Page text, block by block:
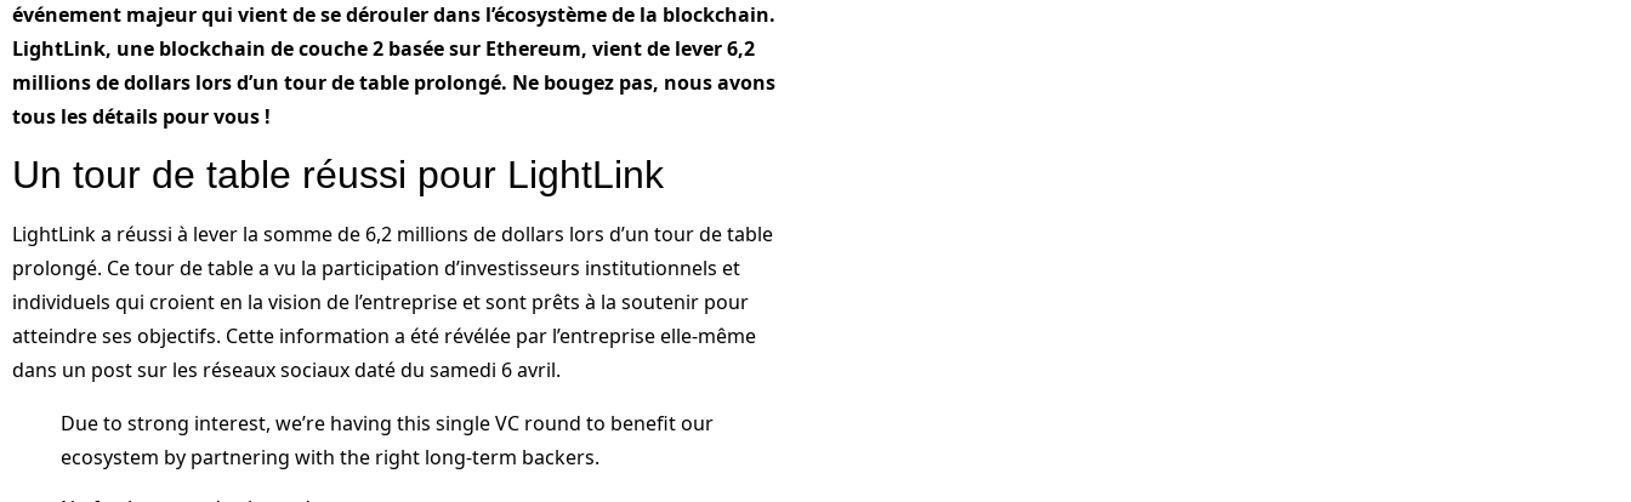
événement majeur qui vient de se dérouler dans l’écosystème de la blockchain.
LightLink, une blockchain de couche 2 basée sur Ethereum, vient de lever 6,2
millions de dollars lors d’un tour de table prolongé. Ne bougez pas, nous avons
tous les détails pour vous !
Un tour de table réussi pour LightLink
LightLink a réussi à lever la somme de 6,2 millions de dollars lors d’un tour de table
prolongé. Ce tour de table a vu la participation d’investisseurs institutionnels et
individuels qui croient en la vision de l’entreprise et sont prêts à la soutenir pour
atteindre ses objectifs. Cette information a été révélée par l’entreprise elle-même
dans un post sur les réseaux sociaux daté du samedi 6 avril.
Due to strong interest, we’re having this single VC round to benefit our
ecosystem by partnering with the right long-term backers.